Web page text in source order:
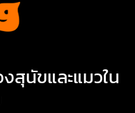
ชั่วโมง)
สุนัขและแมวใน